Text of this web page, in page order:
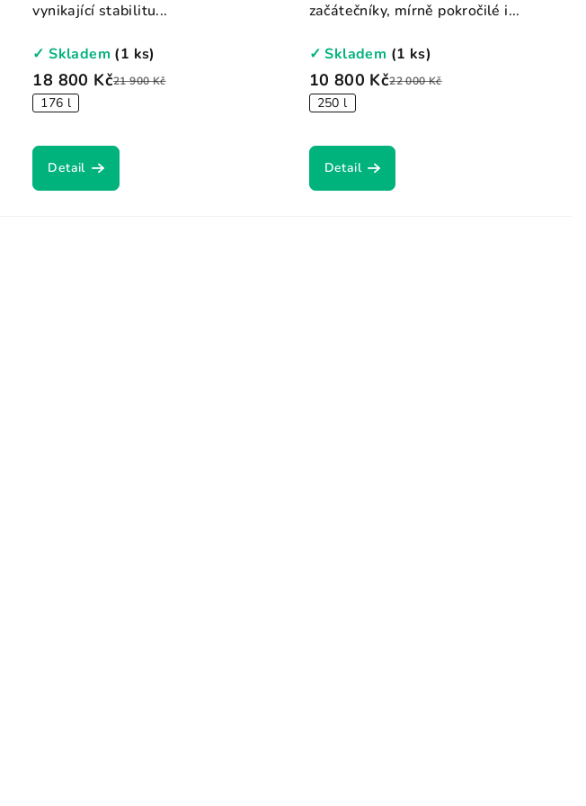
18 800 Kč21 900 Kč
176 l
✓ Skladem (1 ks)
Detail
vynikající stabilitu...
10 800 Kč22 000 Kč
250 l
✓ Skladem (1 ks)
Detail
začátečníky, mírně pokročilé i...